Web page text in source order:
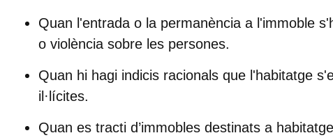
Quan l'entrada o la permanència a l'immoble
o violència sobre les persones.
Quan hi hagi indicis racionals que l'habitatge
il·lícites.
Quan es tracti d’immobles destinats a